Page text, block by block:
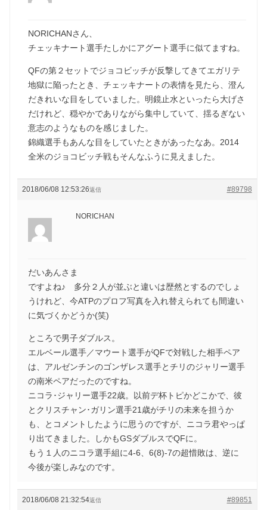
NORICHANさん、
チェッキナート選手たしかにアグート選手に似てますね。
QFの第２セットでジョコビッチが反撃してきてエガリテ
地獄に陥ったとき、チェッキナートの表情を見たら、澄ん
だきれいな目をしていました。明鏡止水といったら大げさ
だけれど、穏やかでありながら集中していて、揺るぎない
意志のようなものを感じました。
錦織選手もあんな目をしていたときがあったなあ。2014
全米のジョコビッチ戦もそんなふうに見えました。
2018/06/08 12:53:26 #89798
返信
NORICHAN
だいあんさま
ですよね♪ 多分２人が並ぶと違いは歴然とするのでしょ
うけれど、今ATPのプロフ写真を入れ替えられても間違い
に気づくかどうか(笑)
ところで男子ダブルス。
エルベール選手／マウート選手がQFで対戦した相手ペア
は、アルゼンチンのゴンザレス選手とチリのジャリー選手
の南米ペアだったのですね。
ニコラ･ジャリー選手22歳。以前デ杯トピかどこかで、彼
とクリスチャン･ガリン選手21歳がチリの未来を担うか
も、とコメントしたように思うのですが、ニコラ君やっぱ
り出てきました。しかもGSダブルスでQFに。
もう１人のニコラ選手組に4-6、6(8)-7の超惜敗は、逆に
今後が楽しみなのです。
2018/06/08 21:32:54 #89851
返信